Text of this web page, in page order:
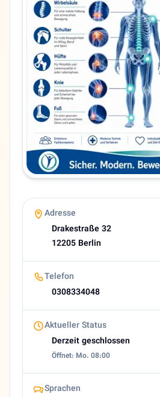
Stadt
Berlin
Adresse
Drakestraße 32
PLZ
12205
Telefon
0308334048
Sprachen
Deutsch, Persisch
Zahlung
Debit card
Kranken Kasse
Bargeld
Website
https://orthovid.de
5,0 (21 Google reviews)
Heutige Öffnungszeiten
Geschlossen
About Davoud Khalilzadeh
Orthopäde in Berlin | Dr. med.
Adresse
Drakestraße 32
12205 Berlin
Telefon
0308334048
Aktueller Status
Derzeit geschlossen
Öffnet: Mo. 08:00
Sprachen